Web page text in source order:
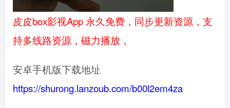
皮皮box影视App 永久免费，同步更新资源，支
持多线路资源，磁力播放，
安卓手机版下载地址
https://shurong.lanzoub.com/b00l2em4za